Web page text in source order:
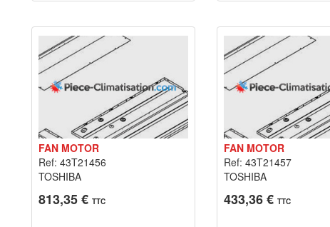
FAN MOTOR
Ref: 43T21456
TOSHIBA
813,35 € TTC
FAN MOTOR
Ref: 43T21457
TOSHIBA
433,36 € TTC